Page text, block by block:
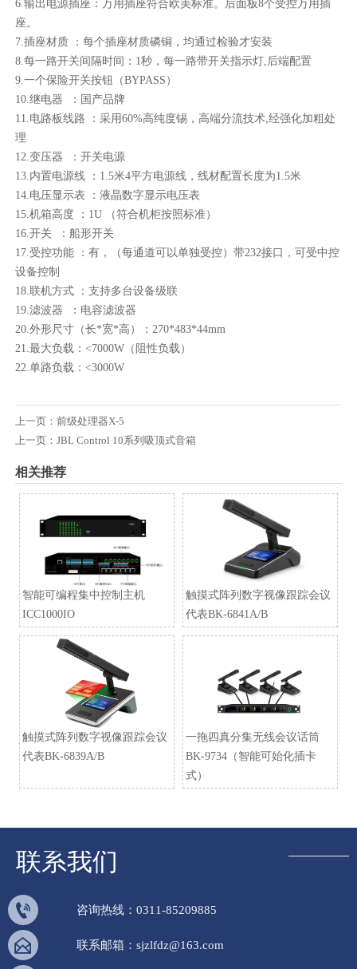
6.输出电源插座：万用插座符合欧美标准。后面板8个受控万用插
座。
7.插座材质 ：每个插座材质磷铜，均通过检验才安装
8.每一路开关间隔时间：1秒，每一路带开关指示灯,后端配置
9.一个保险开关按钮（BYPASS）
10.继电器 ：国产品牌
11.电路板线路 ：采用60%高纯度锡，高端分流技术,经强化加粗处
理
12.变压器 ：开关电源
13.内置电源线 ：1.5米4平方电源线，线材配置长度为1.5米
14.电压显示表 ：液晶数字显示电压表
15.机箱高度 ：1U （符合机柜按照标准）
16.开关 ：船形开关
17.受控功能 ：有，（每通道可以单独受控）带232接口，可受中控
设备控制
18.联机方式 ：支持多台设备级联
19.滤波器 ：电容滤波器
20.外形尺寸（长*宽*高）：270*483*44mm
21.最大负载：<7000W（阻性负载）
22.单路负载：<3000W
上一页： 前级处理器X-5
上一页： JBL Control 10系列吸顶式音箱
相关推荐
智能可编程集中控制主机
ICC1000IO
触摸式阵列数字视像跟踪会议
代表BK-6841A/B
触摸式阵列数字视像跟踪会议
代表BK-6839A/B
一拖四真分集无线会议话筒
BK-9734（智能可始化插卡
式）
联系我们
 咨询热线：0311-85209885
 联系邮箱：sjzlfdz@163.com